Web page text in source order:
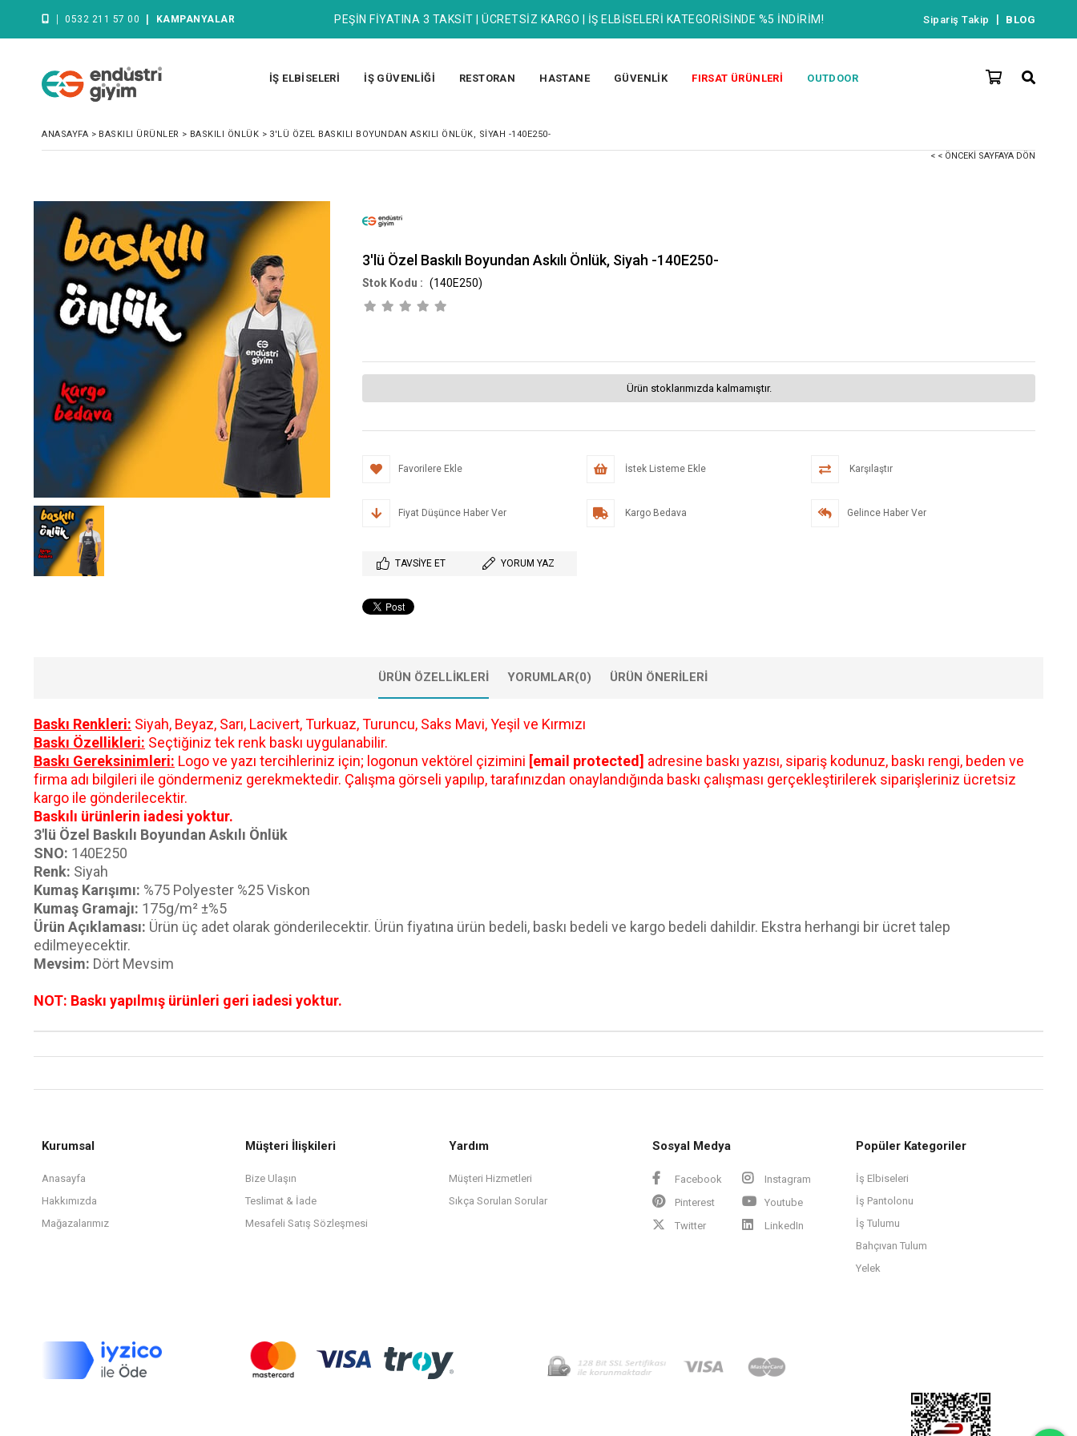
0532 211 57 00 KAMPANYALAR PEŞİN FİYATINA 3 TAKSİT | ÜCRETSİZ KARGO | İŞ ELBİSELERİ KATEGORİSİNDE %5 İNDİRİM! Sipariş Takip BLOG
İŞ ELBİSELERİ İŞ GÜVENLİĞİ RESTORAN HASTANE GÜVENLİK FIRSAT ÜRÜNLERİ OUTDOOR
ANASAYFA > BASKILI ÜRÜNLER > BASKILI ÖNLÜK > 3'LÜ ÖZEL BASKILI BOYUNDAN ASKILI ÖNLÜK, SIYAH -140E250-
< < ÖNCEKI SAYFAYA DÖN
3'lü Özel Baskılı Boyundan Askılı Önlük, Siyah -140E250-
(140E250)
Ürün stoklarımızda kalmamıştır.
Favorilere Ekle İstek Listeme Ekle Karşılaştır
Fiyat Düşünce Haber Ver Kargo Bedava Gelince Haber Ver
TAVSIYE ET YORUM YAZ
ÜRÜN ÖZELLIKLERI YORUMLAR(0) ÜRÜN ÖNERILERI
Baskı Renkleri: Siyah, Beyaz, Sarı, Lacivert, Turkuaz, Turuncu, Saks Mavi, Yeşil ve Kırmızı
Baskı Özellikleri: Seçtiğiniz tek renk baskı uygulanabilir.
Baskı Gereksinimleri: Logo ve yazı tercihleriniz için; logonun vektörel çizimini [email protected] adresine baskı yazısı, sipariş kodunuz, baskı rengi, beden ve
firma adı bilgileri ile göndermeniz gerekmektedir. Çalışma görseli yapılıp, tarafınızdan onaylandığında baskı çalışması gerçekleştirilerek siparişleriniz ücretsiz
kargo ile gönderilecektir.
Baskılı ürünlerin iadesi yoktur.
3'lü Özel Baskılı Boyundan Askılı Önlük
SNO: 140E250
Renk: Siyah
Kumaş Karışımı: %75 Polyester %25 Viskon
Kumaş Gramajı: 175g/m² ±%5
Ürün Açıklaması: Ürün üç adet olarak gönderilecektir. Ürün fiyatına ürün bedeli, baskı bedeli ve kargo bedeli dahildir. Ekstra herhangi bir ücret talep
edilmeyecektir.
Mevsim: Dört Mevsim
NOT: Baskı yapılmış ürünleri geri iadesi yoktur.
Kurumsal
Anasayfa
Hakkımızda
Mağazalarımız
Müşteri İlişkileri
Bize Ulaşın
Teslimat & İade
Mesafeli Satış Sözleşmesi
Yardım
Müşteri Hizmetleri
Sıkça Sorulan Sorular
Sosyal Medya
Facebook
Instagram
Pinterest
Youtube
Twitter
LinkedIn
Popüler Kategoriler
İş Elbiseleri
İş Pantolonu
İş Tulumu
Bahçıvan Tulum
Yelek